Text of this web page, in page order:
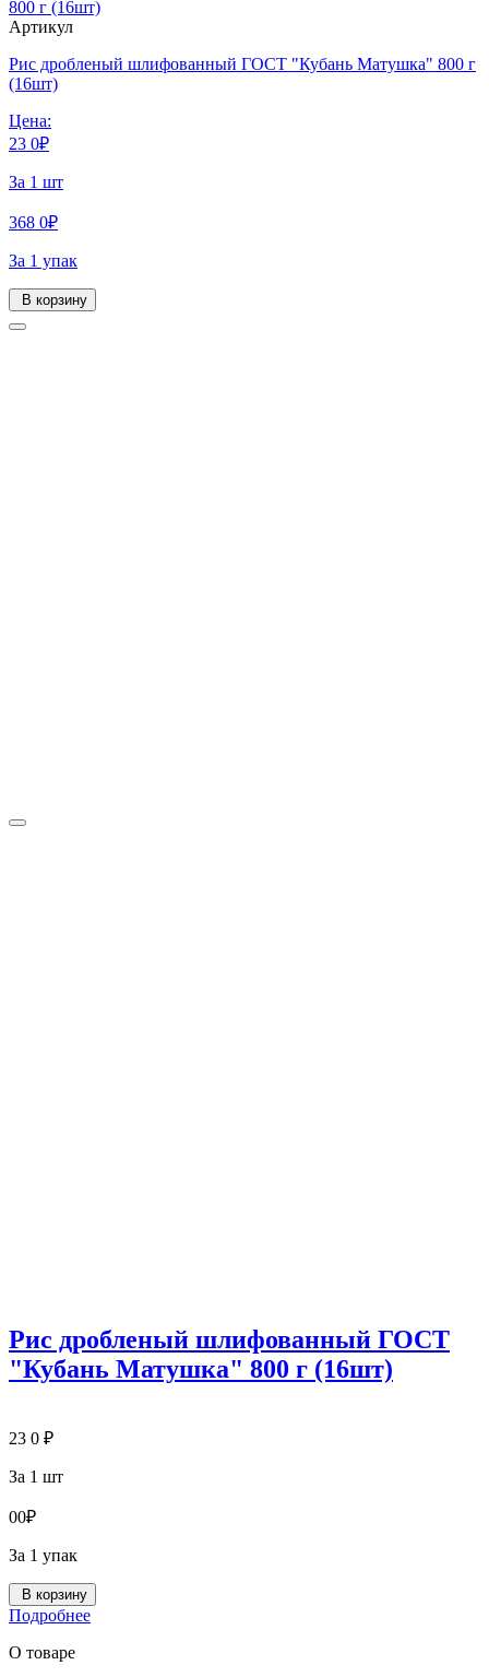
Артикул
Рис дробленый шлифованный ГОСТ "Кубань Матушка" 800 г
(16шт)
Цена:
23 0₽
За 1 шт
368 0₽
За 1 упак
В корзину
Рис дробленый шлифованный ГОСТ
"Кубань Матушка" 800 г (16шт)
23 0 ₽
За 1 шт
00₽
За 1 упак
В корзину
Подробнее
О товаре